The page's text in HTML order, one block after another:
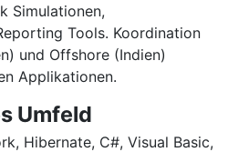
Simulationen,
Tools. Koordination
und Offshore (Indien)
Applikationen.
Umfeld
Hibernate, C#, Visual Basic,